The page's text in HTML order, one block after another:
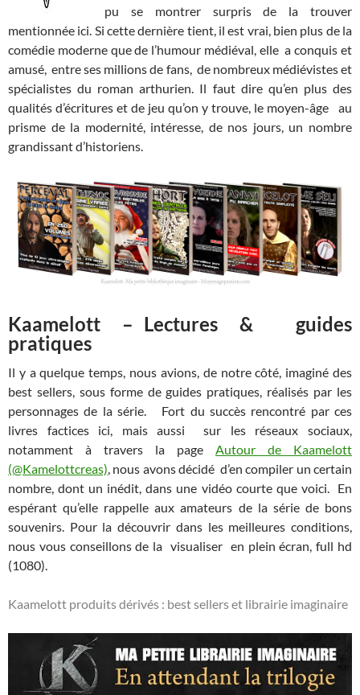
pu se montrer surpris de la trouver
mentionnée ici. Si cette dernière tient, il est vrai, bien plus de la
comédie moderne que de l’humour médiéval, elle a conquis et
amusé, entre ses millions de fans, de nombreux médiévistes et
spécialistes du roman arthurien. Il faut dire qu’en plus des
qualités d’écritures et de jeu qu’on y trouve, le moyen-âge au
prisme de la modernité, intéresse, de nos jours, un nombre
grandissant d’historiens.
Kaamelott – Lectures & guides
pratiques
Il y a quelque temps, nous avions, de notre côté, imaginé des
best sellers, sous forme de guides pratiques, réalisés par les
personnages de la série. Fort du succès rencontré par ces
livres factices ici, mais aussi sur les réseaux sociaux,
notamment à travers la page Autour de Kaamelott
(@Kamelottcreas) , nous avons décidé d’en compiler un certain
nombre, dont un inédit, dans une vidéo courte que voici. En
espérant qu’elle rappelle aux amateurs de la série de bons
souvenirs. Pour la découvrir dans les meilleures conditions,
nous vous conseillons de la visualiser en plein écran, full hd
(1080).
Kaamelott produits dérivés : best sellers et librairie imaginaire